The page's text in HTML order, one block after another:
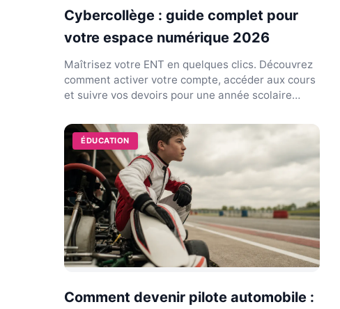
Cybercollège : guide complet pour
votre espace numérique 2026
Maîtrisez votre ENT en quelques clics. Découvrez
comment activer votre compte, accéder aux cours
et suivre vos devoirs pour une année scolaire
ÉDUCATION
Comment devenir pilote automobile :